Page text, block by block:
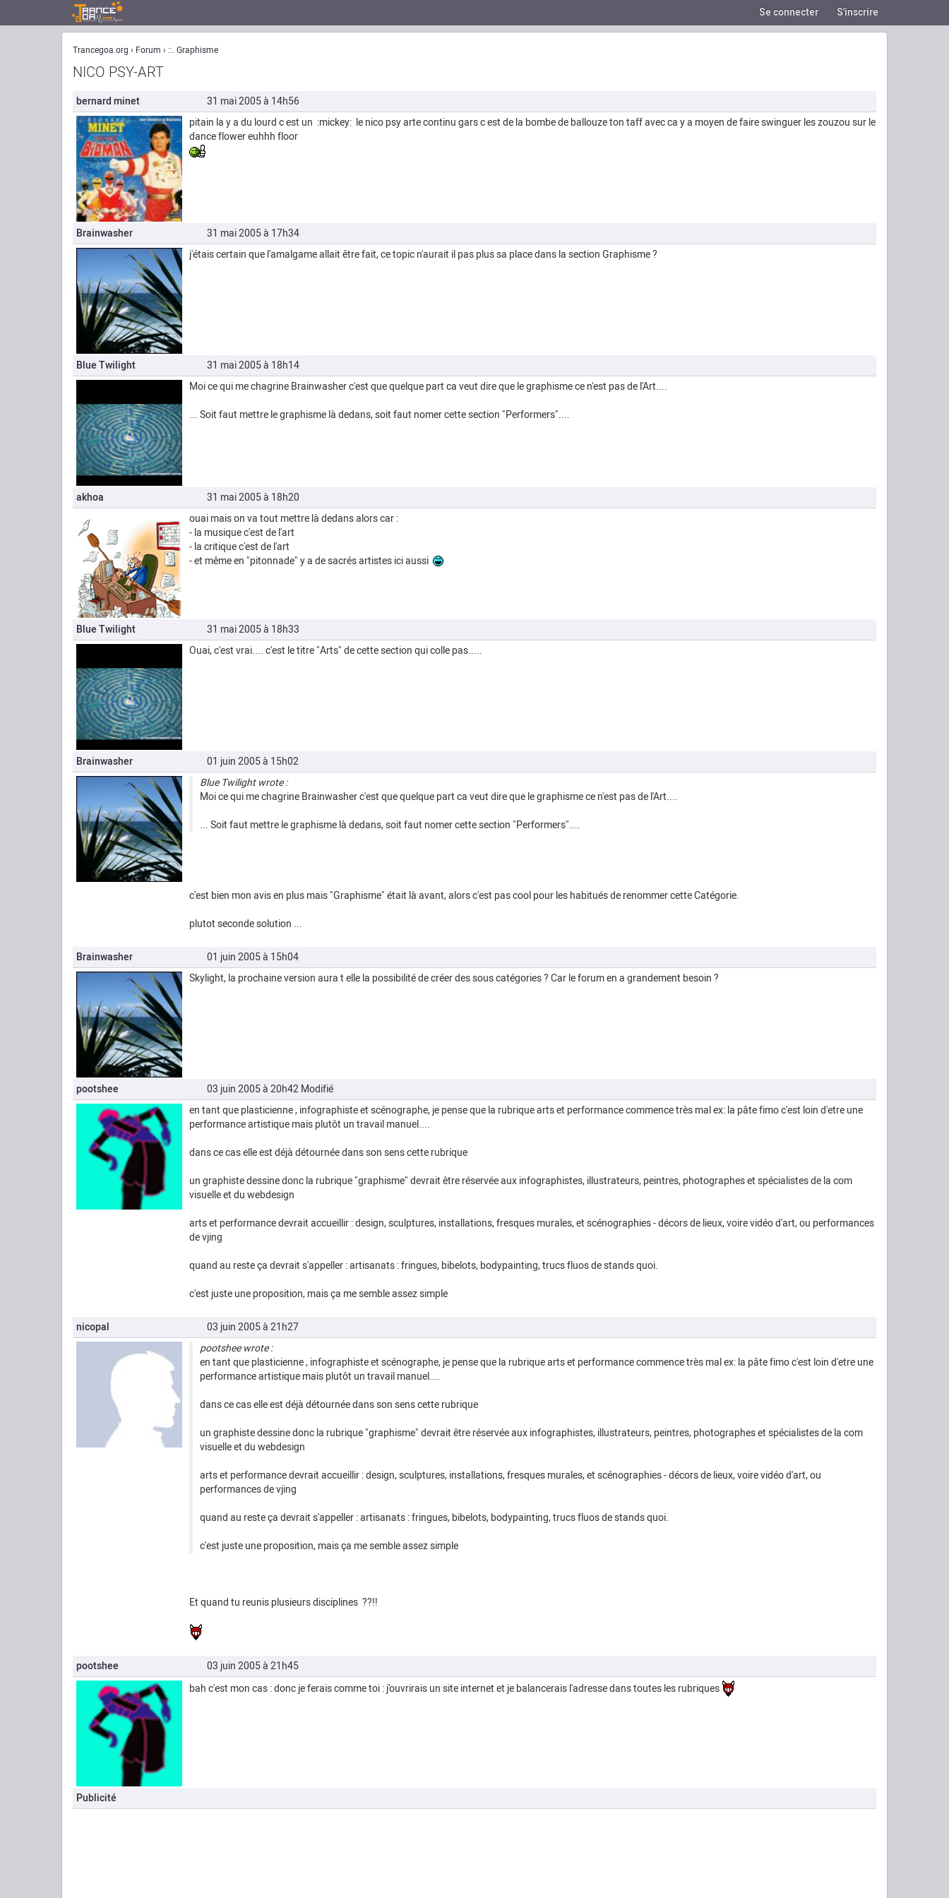
Se connecter S'inscrire
Trancegoa.org Forum ::. Graphisme
NICO PSY-ART
bernard minet
31 mai 2005 à 14h56
pitain la y a du lourd c est un :mickey: le nico psy arte continu gars c est de la bombe de ballouze ton taff avec ca y a moyen de faire swinguer les zouzou sur le
dance flower euhhh floor
Brainwasher
31 mai 2005 à 17h34
j'étais certain que l'amalgame allait être fait, ce topic n'aurait il pas plus sa place dans la section Graphisme ?
Blue Twilight
31 mai 2005 à 18h14
Moi ce qui me chagrine Brainwasher c'est que quelque part ca veut dire que le graphisme ce n'est pas de l'Art....
... Soit faut mettre le graphisme là dedans, soit faut nomer cette section "Performers"....
akhoa
31 mai 2005 à 18h20
ouai mais on va tout mettre là dedans alors car :
- la musique c'est de l'art
- la critique c'est de l'art
- et même en "pitonnade" y a de sacrés artistes ici aussi
Blue Twilight
31 mai 2005 à 18h33
Ouai, c'est vrai.... c'est le titre "Arts" de cette section qui colle pas.....
Brainwasher
01 juin 2005 à 15h02
Blue Twilight wrote :
Moi ce qui me chagrine Brainwasher c'est que quelque part ca veut dire que le graphisme ce n'est pas de l'Art....
... Soit faut mettre le graphisme là dedans, soit faut nomer cette section "Performers"....
c'est bien mon avis en plus mais "Graphisme" était là avant, alors c'est pas cool pour les habitués de renommer cette Catégorie.
plutot seconde solution ...
Brainwasher
01 juin 2005 à 15h04
Skylight, la prochaine version aura t elle la possibilité de créer des sous catégories ? Car le forum en a grandement besoin ?
pootshee 03 juin 2005 à 20h42Modifié
en tant que plasticienne , infographiste et scénographe, je pense que la rubrique arts et performance commence très mal ex: la pâte fimo c'est loin d'etre une
performance artistique mais plutôt un travail manuel....
dans ce cas elle est déjà détournée dans son sens cette rubrique
un graphiste dessine donc la rubrique "graphisme" devrait être réservée aux infographistes, illustrateurs, peintres, photographes et spécialistes de la com
visuelle et du webdesign
arts et performance devrait accueillir : design, sculptures, installations, fresques murales, et scénographies - décors de lieux, voire vidéo d'art, ou performances
de vjing
quand au reste ça devrait s'appeller : artisanats : fringues, bibelots, bodypainting, trucs fluos de stands quoi.
c'est juste une proposition, mais ça me semble assez simple
nicopal
03 juin 2005 à 21h27
pootshee wrote :
en tant que plasticienne , infographiste et scénographe, je pense que la rubrique arts et performance commence très mal ex: la pâte fimo c'est loin d'etre une
performance artistique mais plutôt un travail manuel....
dans ce cas elle est déjà détournée dans son sens cette rubrique
un graphiste dessine donc la rubrique "graphisme" devrait être réservée aux infographistes, illustrateurs, peintres, photographes et spécialistes de la com
visuelle et du webdesign
arts et performance devrait accueillir : design, sculptures, installations, fresques murales, et scénographies - décors de lieux, voire vidéo d'art, ou
performances de vjing
quand au reste ça devrait s'appeller : artisanats : fringues, bibelots, bodypainting, trucs fluos de stands quoi.
c'est juste une proposition, mais ça me semble assez simple
Et quand tu reunis plusieurs disciplines ??!!
pootshee
03 juin 2005 à 21h45
bah c'est mon cas : donc je ferais comme toi : j'ouvrirais un site internet et je balancerais l'adresse dans toutes les rubriques
Publicité